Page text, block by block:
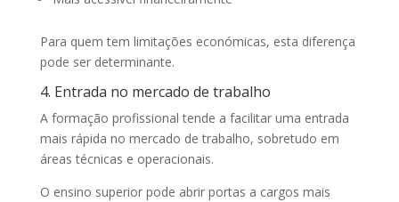
Para quem tem limitações económicas, esta diferença
pode ser determinante.
4. Entrada no mercado de trabalho
A formação profissional tende a facilitar uma entrada
mais rápida no mercado de trabalho, sobretudo em
áreas técnicas e operacionais.
O ensino superior pode abrir portas a cargos mais